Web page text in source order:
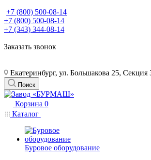
+7 (800) 500-08-14
+7 (800) 500-08-14
+7 (343) 344-08-14
Заказать звонок
Екатеринбург, ул. Большакова 25, Секция
Поиск
Корзина 0
Каталог
Буровое оборудование